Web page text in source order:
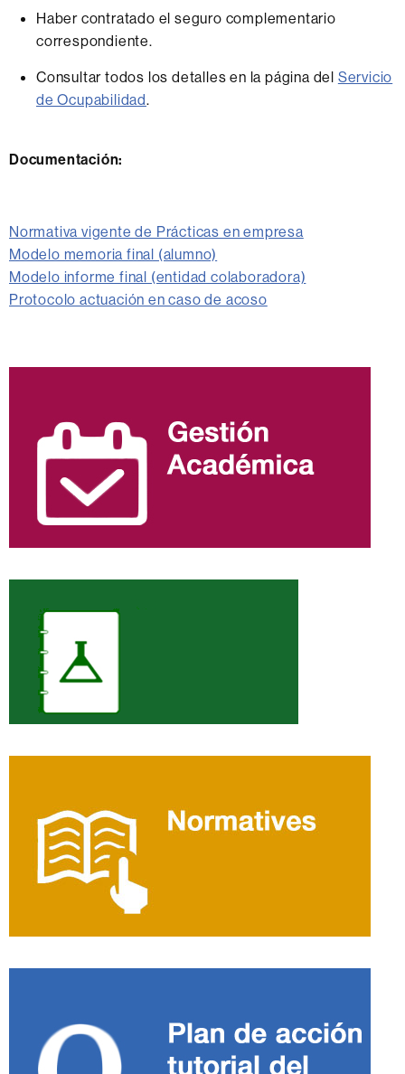
Haber contratado el seguro complementario
correspondiente.
Consultar todos los detalles en la página del Servicio
de Ocupabilidad.
Documentación:
Normativa vigente de Prácticas en empresa
Modelo memoria final (alumno)
Modelo informe final (entidad colaboradora)
Protocolo actuación en caso de acoso
Información